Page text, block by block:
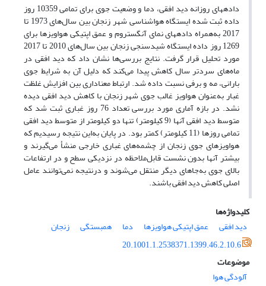
داده­های روزانه دید افقی، دما و وضعیت جوی برای تمامی 10359 روز
داده ثبت شده ایستگاه هواشناسی شهر زنجان بین سال‌های 1973 تا
2017 به‌همراه داده­های نمای آنگستروم و عمق اپتیکی هواویزها برای
1269 روز داده ایستگاه شیدسنجی زنجان بین سال‌های 2010 تا 2017
مورد تحلیل قرار گرفت. نتایج بررسی‌ها نشان ‌داد که دید افقی در
ماه‌های سردتر سال کاهش پیدا می‌کند که دلیل آن به شرایط جوی
بارانی‏، مه و برفی نسبت داده شد. ارتباط معناداری بین افزایش غلظت
غبار به‌عنوان هواویز غالب جوی شهر زنجان با کاهش دید افقی دیده
نشد. در بازه آماری مورد بررسی تعداد 76 روز غباری ثبت شد که
متوسط دید افقی آنها (9 کیلومتر)‏ تنها دو کیلومتر از متوسط دید افقی
تمامی روزها (11 کیلومتر) کمتر بود. در پایان به‌این نتیجه رسیدیم که
هواویزهای جوی زنجان از چشمه‌های غباری خارجی منشأ می‌گیرند و
بیشتر آنها بدون نشست قابل‌ملاحظه در نزدیکی سطح و در ارتفاعات
بالای جوی به‌جاهای دیگر منتقل می‌شوند و درنتیجه نمی‌توانند عامل
اصلی کاهش دید افقی باشند.
کلیدواژه‌ها
دید افقی
عمق اپتیکی هواویزها دما همبستگی
زنجان
20.1001.1.2538371.1399.46.2.10.6
موضوعات
آلودگی هوا